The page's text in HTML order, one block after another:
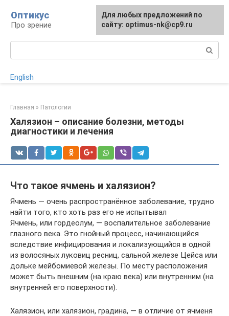
контенту
Оптикус
Про зрение
English
Главная » Патологии
Халязион – описание болезни, методы
диагностики и лечения
Что такое ячмень и халязион?
Ячмень — очень распространённое заболевание, трудно
найти того, кто хоть раз его не испытывал
Ячмень, или гордеолум, — воспалительное заболевание
глазного века. Это гнойный процесс, начинающийся
вследствие инфицирования и локализующийся в одной
из волосяных луковиц ресниц, сальной железе Цейса или
дольке мейбомиевой железы. По месту расположения
может быть внешним (на краю века) или внутренним (на
внутренней его поверхности).
Халязион, или халязион, градина, — в отличие от ячменя
Для любых предложений по
сайту: optimus-nk@cp9.ru